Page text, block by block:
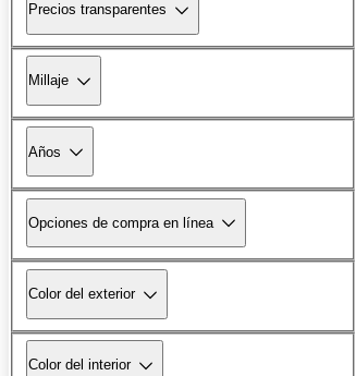
Precios transparentes
Millaje
Años
Opciones de compra en línea
Color del exterior
Color del interior